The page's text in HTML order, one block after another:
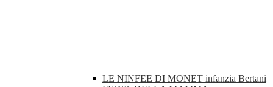
LE NINFEE DI MONET infanzia Bertani